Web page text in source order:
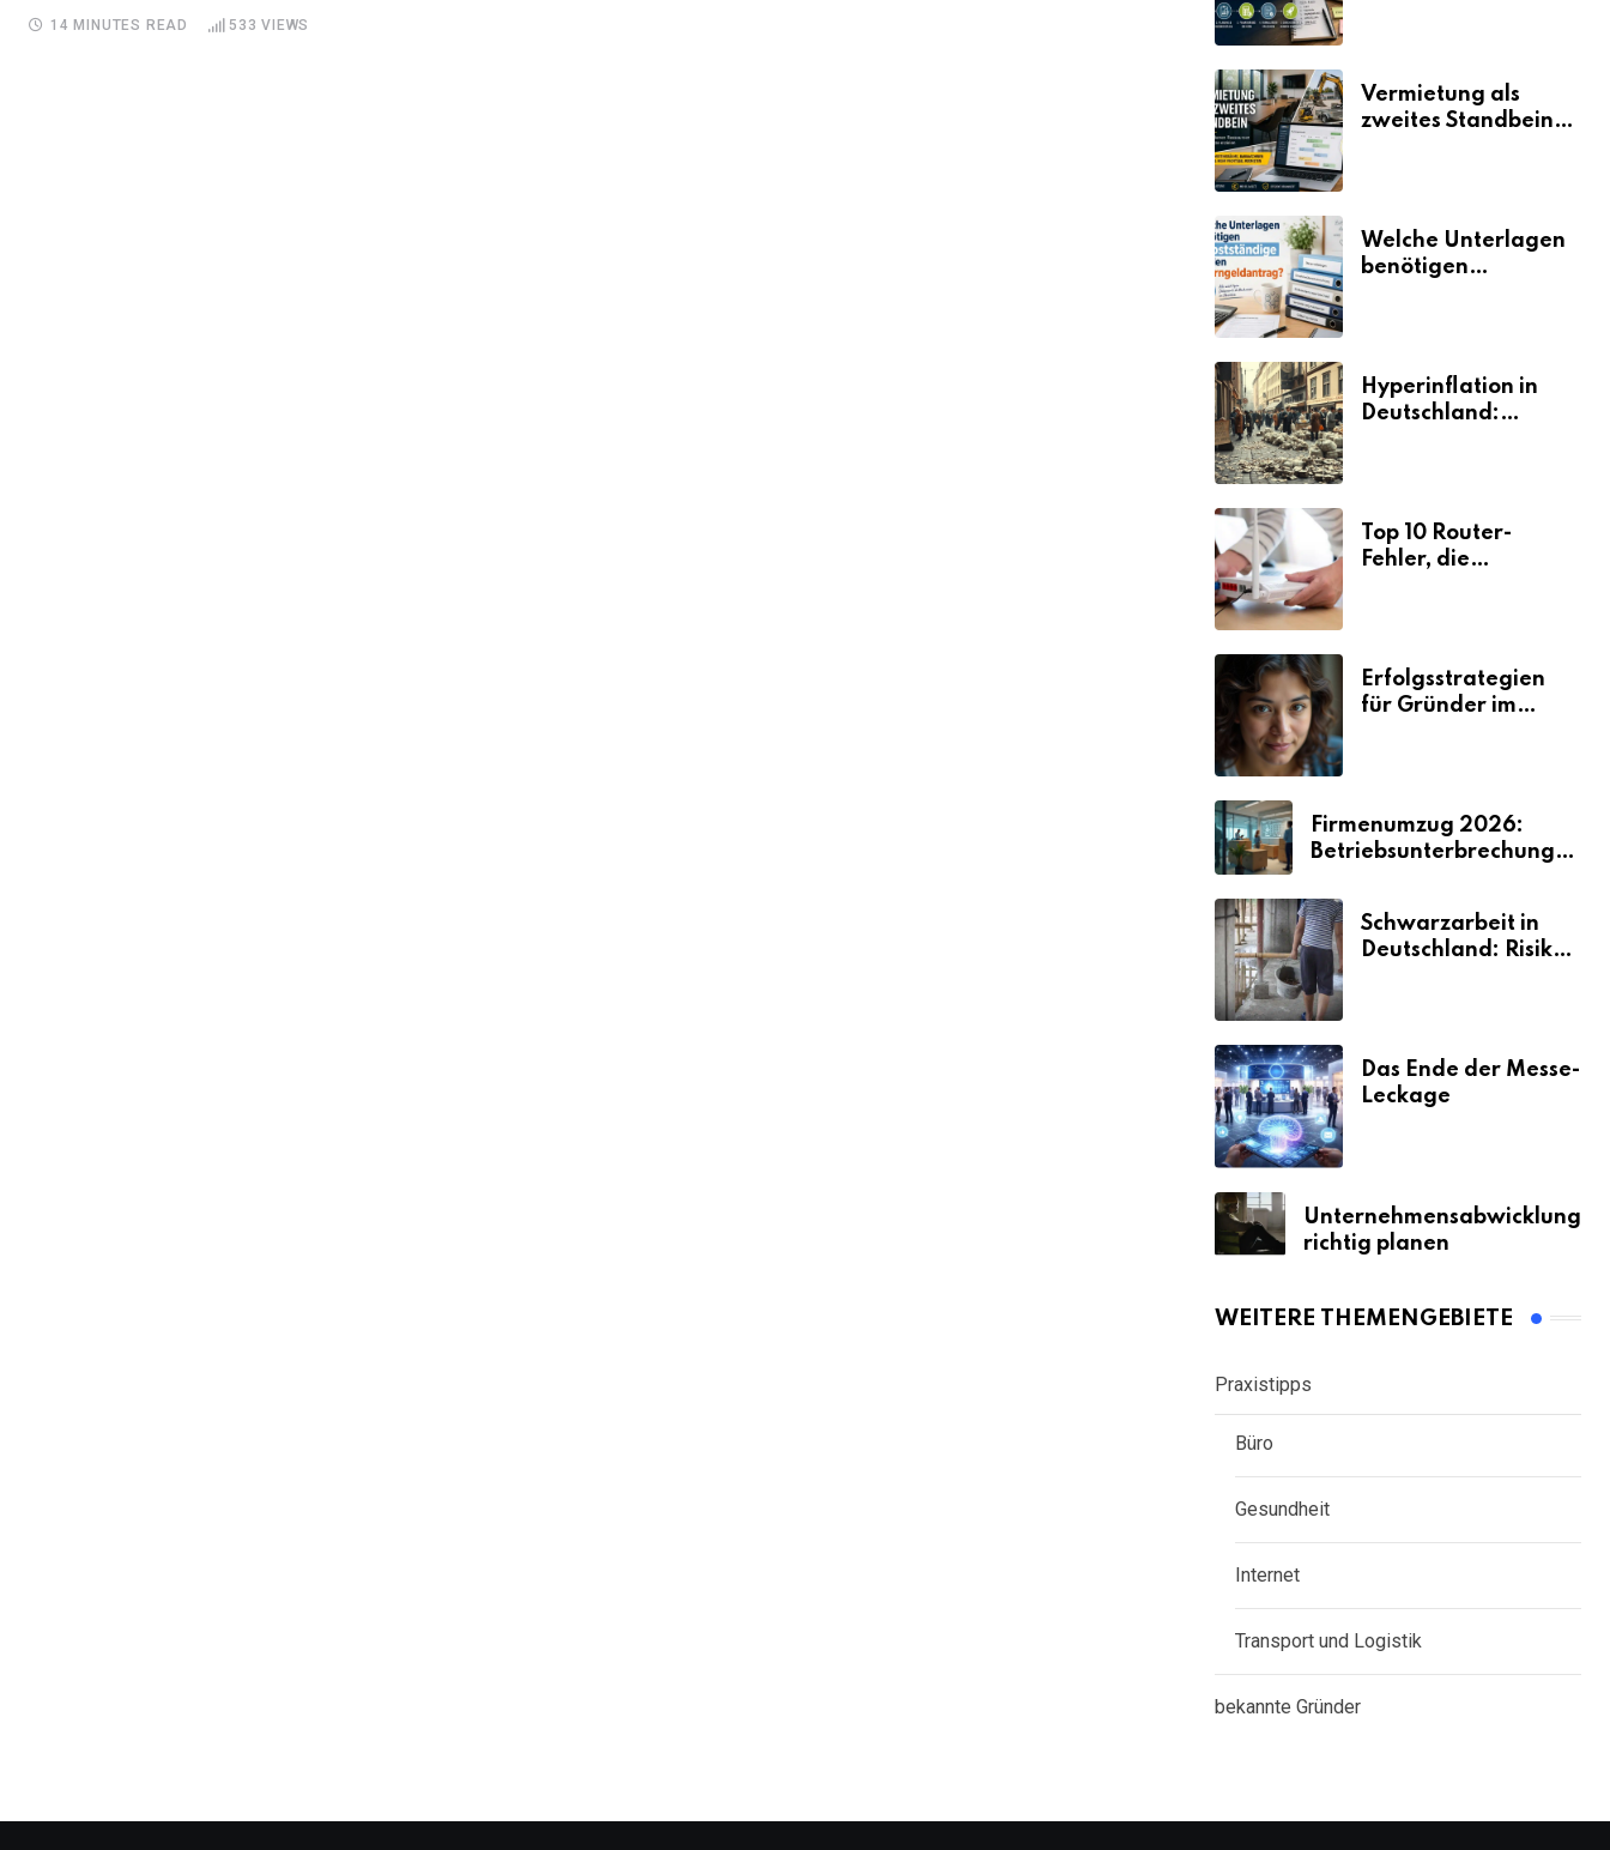
14 MINUTES READ 533 VIEWS
Vermietung als
zweites Standbein:
Umsätze machen
Welche Unterlagen
benötigen
Hyperinflation in
Deutschland:
Top 10 Router-
Fehler, die
Erfolgsstrategien
für Gründer im
Firmenumzug 2026:
Betriebsunterbrechungen
Schwarzarbeit in
Deutschland: Risiken
Das Ende der Messe-
Leckage
Unternehmensabwicklung
richtig planen
WEITERE THEMENGEBIETE
Praxistipps
Büro
Gesundheit
Internet
Transport und Logistik
bekannte Gründer